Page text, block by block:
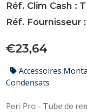
Réf. Clim Cash :
Réf. Fournisseur
€23,64
Accessoires
Condensats
Peri Pro - Tube de